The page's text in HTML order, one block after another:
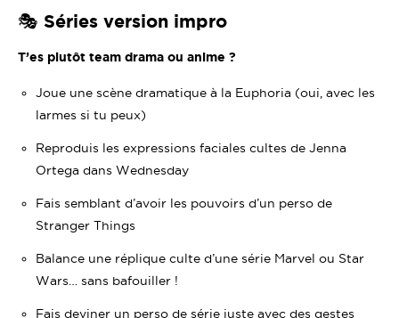
🎭 Séries version impro
T’es plutôt team drama ou anime ?
Joue une scène dramatique à la Euphoria (oui, avec les
larmes si tu peux)
Reproduis les expressions faciales cultes de Jenna
Ortega dans Wednesday
Fais semblant d’avoir les pouvoirs d’un perso de
Stranger Things
Balance une réplique culte d’une série Marvel ou Star
Wars… sans bafouiller !
Fais deviner un perso de série juste avec des gestes